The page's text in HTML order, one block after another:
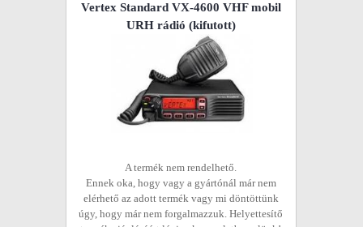
Vertex Standard VX-4600 VHF mobil
URH rádió (kifutott)
A termék nem rendelhető.
Ennek oka, hogy vagy a gyártónál már nem
elérhető az adott termék vagy mi döntöttünk
úgy, hogy már nem forgalmazzuk. Helyettesítő